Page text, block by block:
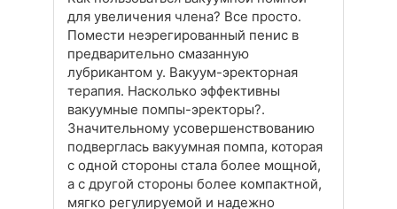
для увеличения члена? Все просто.
Помести неэрегированный пенис в
предварительно смазанную
лубрикантом у. Вакуум-эректорная
терапия. Насколько эффективны
вакуумные помпы-эректоры?.
Значительному усовершенствованию
подверглась вакуумная помпа, которая
с одной стороны стала более мощной,
а с другой стороны более компактной,
мягко регулируемой и надежно